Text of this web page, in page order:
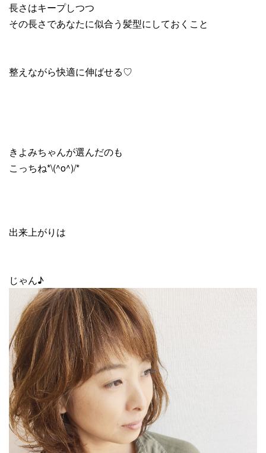
長さはキープしつつ
その長さであなたに似合う髪型にしておくこと
整えながら快適に伸ばせる♡
きよみちゃんが選んだのも
こっちね*\(^o^)/*
出来上がりは
じゃん♪